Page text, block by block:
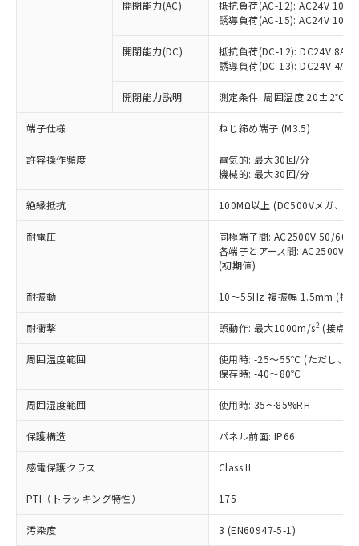
開閉能力(AC)
抵抗負荷(AC-12): AC24V 10A/
誘導負荷(AC-15): AC24V
開閉能力(DC)
抵抗負荷(DC-12): DC24V 8A/
誘導負荷(DC-13): DC24V 4A/
開閉能力説明 測定条件: 周囲温度 20±2℃、
端子仕様 ねじ締め端子 (M3.5)
許容操作頻度
電気的: 最大30回/分
機械的: 最大30回/分
絶縁抵抗 100MΩ以上 (DC500Vメガ、点
耐電圧
同極端子間: AC2500V 50/
各端子とアース間: AC2500V
(初期値)
耐振動 10～55Hz 複振幅 1.5mm (接
耐衝撃 誤動作: 最大1000m/s2 (接点
周囲温度範囲
使用時: -25～55℃ (ただし、氷
保存時: -40～80℃
周囲湿度範囲 使用時: 35～85%RH
保護構造 パネル前面: IP66
感電保護クラス Class II
PTI（トラッキング特性） 175
汚染度 3 (EN60947-5-1)
本サービスは、当社制御機器事業取扱
商品の当社在庫状況および標準価格
(税抜)を提供させていただくもので
当社制御機器事業取扱商品の中には、
本サービスの対象外となる商品もある
ことをご了承ください。
在庫状況および標準価格照会結果は、
記載している更新日時点での社内デー
タに基づき作成されるものであり、閲
覧された時点での実際の在庫および標
準価格とは異なる場合があることをご
正式な納期状況および標準価格はお客
様のお取引先、またはお客様担当のオ
ムロン制御機器販売店・当社販売員に
オムロン制御機器販売店や当社販売拠
販売ネットワーク
」をご確認
在庫状況および標準価格結果を当社の
事前の承諾なく第三者に漏洩または開
示しないようお願いします。
マイパーツ機能（部品リスト作成サー
ビス）をご利用いただくには、I-Web
メンバーズにご登録されている必要が
お客様が当ウェブサイト上で当社にご
登録された部品リストについて、当社
および当社の共同利用者が、当社の製
品・サービスに関するお客様との取
引・商談に必要な範囲で利用すること
調査・確認中：EU RoHS指令（10物質）の
非含有の対応状況を調査中または確認中の
非該当品：ライセンス料など無形物で、有
害物質有無と関係のない商品です。
仕入先様の事情により、非含有部品として
むを得ず変更することがあります。
*EU RoHS指令（10物質）：
鉛(Pb) 1000ppm以下、 水銀(Hg) 1000ppm以下、 カド
六価クロム(Cr(Ⅵ)) 1000ppm以下、ポリ臭化ビフェニル
類(PBB) 1000ppm以下、ポリ臭化ジフェニルエーテル類
(PBDE) 1000ppm以下、フタル酸ビス(2-エチルヘキシ
ル) (DEHP)(別名：DOP) 1000ppm以下、フタル酸ブチ
ルベンジル（BBP） 1000ppm以下、フタル酸ジブチル
（DBP） 1000ppm以下、フタル酸ジイソブチル
但し、RoHS指令で産業用監視および制御機器に対する
フタル酸エステル類の４物質については閾値を超える意
図的な使用がないことを確認しています。
※2 対応予定月
部品在庫の切り替え状況などにより、予定
月が前後することがあります。
※3 非含有証明書ダウンロード
下記の非含有証明書をダウンロードするこ
「○」：最大均質材料含有率が中国RoHSの
基準値以下であることを示します。
「×」：最大均質材料含有率が中国RoHSの
基準値を超えていることを示します。
「－」：未確認です。当社販売部門へお問
*中国RoHS10物質の基準値 (GB/T26572)：
Cr(Ⅵ)(六価クロム) : 1000ppm、 PBBs(ポリ臭化ビフェ
ニル類) : 1000ppm、 PBDEs(ポリ臭化ジフェニルエーテ
DBP(フタル酸ジブチル) : 1000ppm、 DIBP(フタル酸ジ
イソブチル) : 1000ppm、 BBP(フタル酸ブチルベンジ
DEHP(フタル酸ビス(2-エチルヘキシル)) : 1000ppm
「ｅ」：有害物質（10物質）のすべてが基
準値以下であることを示します。
「10」：通常の使用状況下において有害物
質が外部に漏えいし、環境に深刻な影響を
及ぼさない年数を意味します。
「－」：未確認です。当社販売部門へお問
い合わせください。
当社は、これら貴社製品のうち、外国
為替および外国貿易法に定める商品
（以下｢規制貨物等」という）を輸出
または国外への提供する場合は、日本
国政府の輸出許可(または役務取引許
可)を取得するなどの必要な手続きを
当社は規制貨物を破棄する場合は、完
全に破砕するなど、違法に輸出されな
いよう必要な手段を講じます。
当社は貴社製品を、核兵器、ミサイ
ル、化学兵器、生物兵器またはその他
武器並びにこれらの製造装置等に一切
当社は、貴社製品を第三者に販売する
場合は、上記1、2および3の内容を当
該第三者に通知します。また当社は、
販売先および販売に係わる関係者が違
法に輸出するおそれがある場合は、取
り引きをいたしません。
キャンセル
記
一定数以上の在庫あり
一定数には満たないが在庫あり
在庫なし(最新の在庫状況につ
いては、お客様のお取引先、ま
たはお客様担当のオムロン制御
機器販売店・当社販売員にご確
空
受注生産機種、また在庫状況の
情報を公開していない機種